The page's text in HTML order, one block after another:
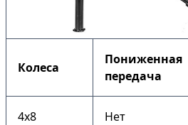
Колеса
Пониженная
передача
4х8 Нет